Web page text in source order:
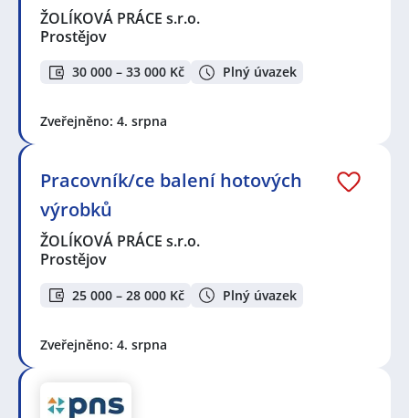
ŽOLÍKOVÁ PRÁCE s.r.o.
Prostějov
30 000 – 33 000 Kč Plný úvazek
Zveřejněno: 4. srpna
Pracovník/ce balení hotových
výrobků
ŽOLÍKOVÁ PRÁCE s.r.o.
Prostějov
25 000 – 28 000 Kč Plný úvazek
Zveřejněno: 4. srpna